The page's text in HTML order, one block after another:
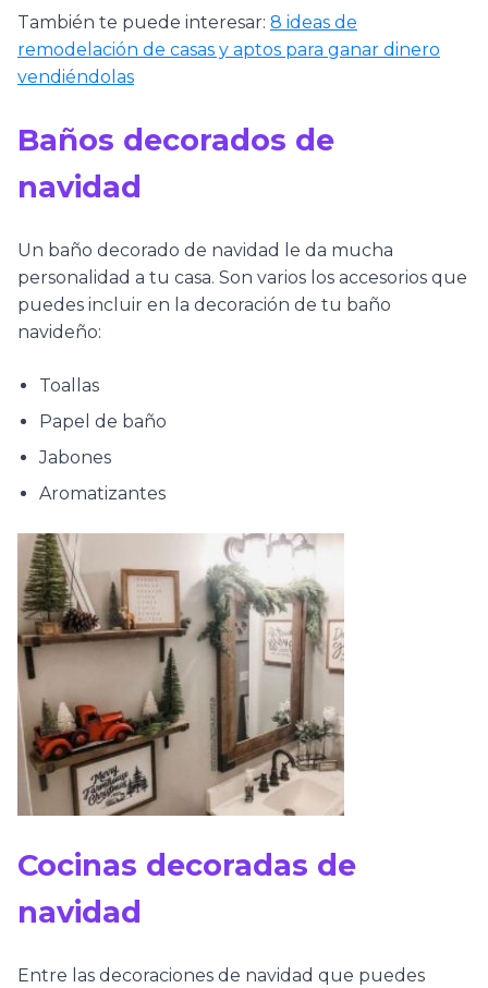
También te puede interesar: 8 ideas de
remodelación de casas y aptos para ganar dinero
vendiéndolas
Baños decorados de
navidad
Un baño decorado de navidad le da mucha
personalidad a tu casa. Son varios los accesorios que
puedes incluir en la decoración de tu baño
navideño:
Toallas
Papel de baño
Jabones
Aromatizantes
Cocinas decoradas de
navidad
Entre las decoraciones de navidad que puedes